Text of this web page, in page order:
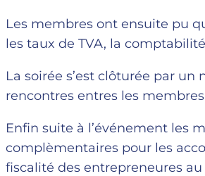
Les membres ont ensuite pu
les taux de TVA, la
La soirée s’est clôturée par
rencontres entres les
Enfin suite à l’événement les
complèmentaires pour les
fiscalité des entrepreneures